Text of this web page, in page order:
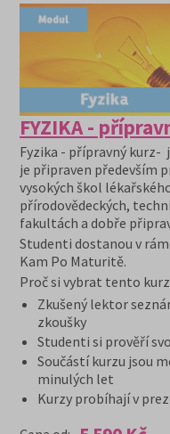
FYZIKA -
Fyzika - přípravný kurz-
je připraven především
vysokých škol
přírodovědeckých,
fakultách a dobře
Studenti dostanou v
Kam Po Maturitě.
Proč si vybrat tento
Zkušený lektor
zkoušky
Studenti si prověří
Součástí kurzu jsou
minulých let
Kurzy probíhají v